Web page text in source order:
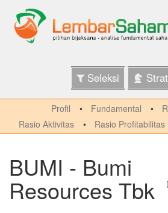
Seleksi
Profil Fundamental
Rasio Aktivitas
Rasio Profitabilitas
BUMI - Bumi
Resources Tbk